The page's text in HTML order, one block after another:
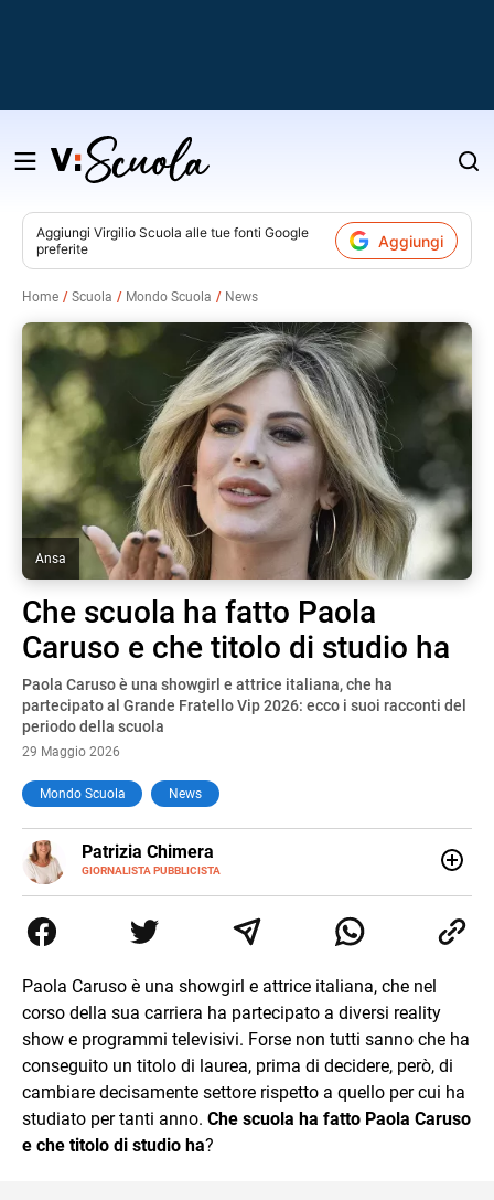
Salta
contenuto
Aggiungi Virgilio Scuola alle tue fonti Google
preferite
Aggiungi
Home Scuola Mondo Scuola News
Ansa
Che scuola ha fatto Paola
Caruso e che titolo di studio ha
Paola Caruso è una showgirl e attrice italiana, che ha
partecipato al Grande Fratello Vip 2026: ecco i suoi racconti del
periodo della scuola
29 Maggio 2026
Mondo Scuola News
Patrizia Chimera
GIORNALISTA PUBBLICISTA
E-
MAIL
LINKEDIN
collaborato con grandi gruppi editoriali e agenzie di
comunicazione specializzandosi nella scrittura di articoli
Paola Caruso è una showgirl e attrice italiana, che nel
corso della sua carriera ha partecipato a diversi reality
show e programmi televisivi. Forse non tutti sanno che ha
conseguito un titolo di laurea, prima di decidere, però, di
cambiare decisamente settore rispetto a quello per cui ha
studiato per tanti anno. Che scuola ha fatto Paola Caruso
e che titolo di studio ha?